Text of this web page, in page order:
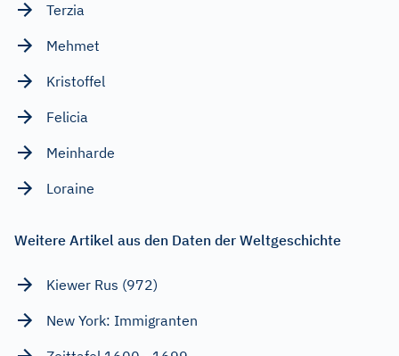
Terzia
Mehmet
Kristoffel
Felicia
Meinharde
Loraine
Weitere Artikel aus den Daten der Weltgeschichte
Kiewer Rus (972)
New York: Immigranten